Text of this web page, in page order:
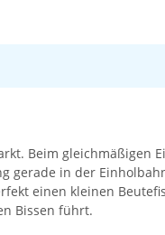
Beim gleichmäßigen
gerade in der
einen kleinen
Bissen führt.